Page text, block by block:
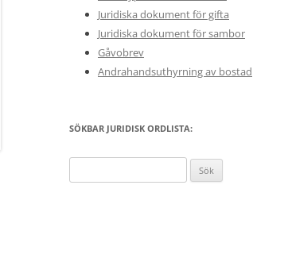
Juridiska dokument för gifta
Juridiska dokument för sambor
Gåvobrev
Andrahandsuthyrning av bostad
SÖKBAR JURIDISK ORDLISTA:
efter: